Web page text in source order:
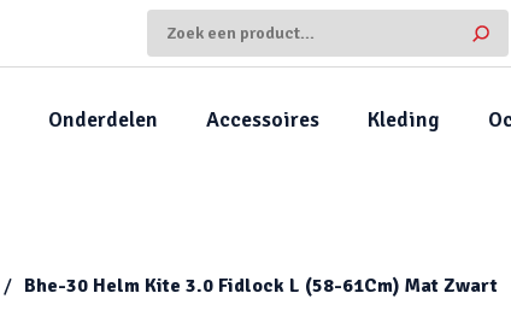
Onderdelen Accessoires Kleding
Bhe-30 Helm Kite 3.0 Fidlock L (58-61Cm) Mat Zwart